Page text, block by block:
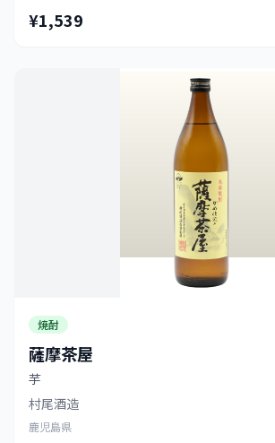
¥1,539
焼酎
薩摩茶屋
芋
村尾酒造
鹿児島県